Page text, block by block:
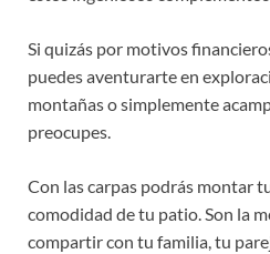
Si quizás por motivos
puedes aventurarte en
montañas o simplemente
preocupes.
Con las carpas podrás montar
comodidad de tu patio. Son la
compartir con tu familia, tu